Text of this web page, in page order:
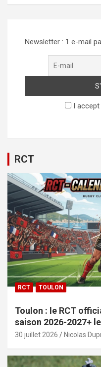
Newsletter : 1 e-mail
I accept
RCT
RCT TOULON
Toulon : le RCT
saison 2026-2027+
30 juillet 2026 Nicolas